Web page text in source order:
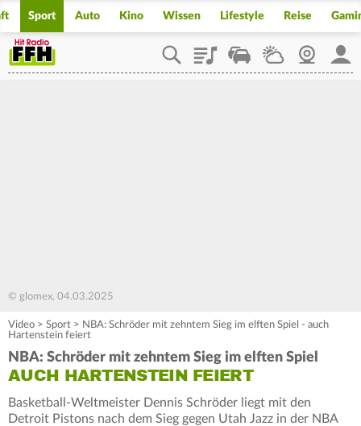
Sport Auto Kino Wissen Lifestyle Reise
PlaylistStaupilotWetterWebcam
© glomex, 04.03.2025
Video > Sport > NBA: Schröder mit zehntem Sieg im elften Spiel - auch
Hartenstein feiert
NBA: Schröder mit zehntem Sieg im elften Spiel
AUCH HARTENSTEIN FEIERT
Basketball-Weltmeister Dennis Schröder liegt mit den
Detroit Pistons nach dem Sieg gegen Utah Jazz in der NBA